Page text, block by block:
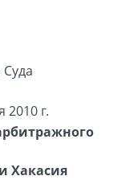
2010 г.
Хакасия